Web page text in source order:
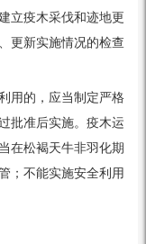
立疫木采伐和迹地更
更新实施情况的检查
用的，应当制定严格
批准后实施。疫木运
在松褐天牛非羽化期
；不能实施安全利用